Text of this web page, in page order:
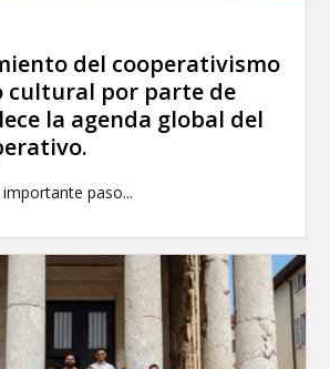
del cooperativismo
cultural por parte de
la agenda global del
paso...